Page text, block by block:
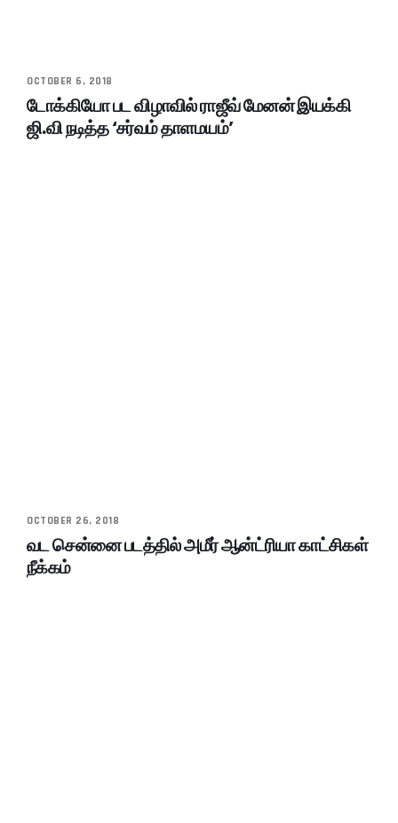
OCTOBER 6, 2018
டோக்கியோ பட விழாவில் ராஜீவ் மேனன் இயக்கி
ஜி.வி நடித்த ‘சர்வம் தாளமயம்’
OCTOBER 26, 2018
வட சென்னை படத்தில் அமீர் ஆன்ட்ரியா காட்சிகள்
நீக்கம்